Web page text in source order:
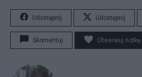
Udostępnij Udostępnij
Skomentuj Obserwuj notkę